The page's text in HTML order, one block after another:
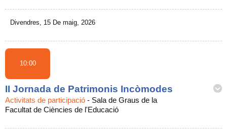
Divendres, 15 De maig, 2026
10:00
II Jornada de Patrimonis Incòmodes
Activitats de participació - Sala de Graus de la
Facultat de Ciències de l'Educació